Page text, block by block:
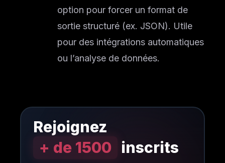
option pour forcer un format de
sortie structuré (ex. JSON). Utile
pour des intégrations automatiques
ou l’analyse de données.
Rejoignez
+ de 1500 inscrits